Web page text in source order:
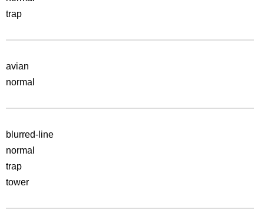
trap
avian
normal
blurred-line
normal
trap
tower